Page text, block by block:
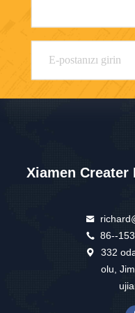
Xiamen Creater
86--
332
olu,